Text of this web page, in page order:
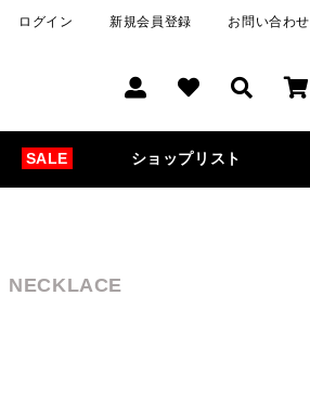
ログイン 新規会員登録 お問い合わせ
SALE ショップリスト